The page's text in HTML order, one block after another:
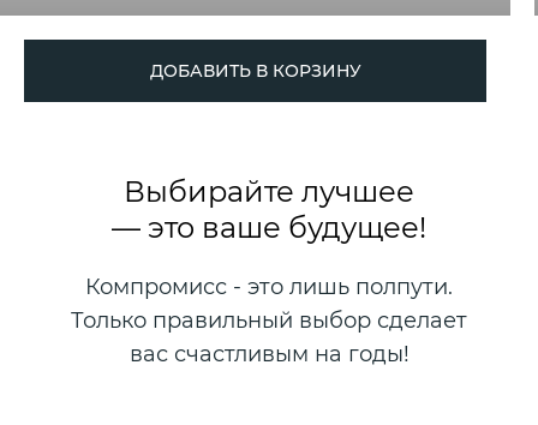
ДОБАВИТЬ В КОРЗИНУ
Выбирайте лучшее
— это ваше будущее!
Компромисс - это лишь полпути.
Только правильный выбор сделает
вас счастливым на годы!